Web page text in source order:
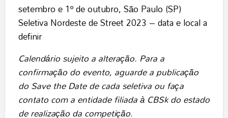
setembro e 1º de outubro, São Paulo (SP)
Seletiva Nordeste de Street 2023 – data e local a
definir
Calendário sujeito a alteração. Para a
confirmação do evento, aguarde a publicação
do Save the Date de cada seletiva ou faça
contato com a entidade filiada à CBSk do estado
de realização da competição.